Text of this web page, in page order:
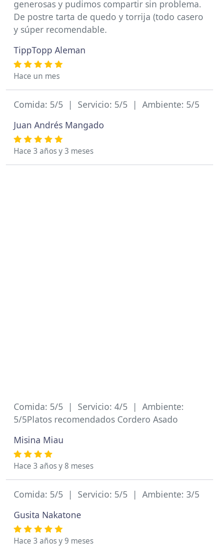
generosas y pudimos compartir sin problema.
De postre tarta de quedo y torrija (todo casero
y súper recomendable.
TippTopp Aleman
Hace un mes
Comida: 5/5 | Servicio: 5/5 | Ambiente: 5/5
Juan Andrés Mangado
Hace 3 años y 3 meses
Comida: 5/5 | Servicio: 4/5 | Ambiente:
5/5Platos recomendados Cordero Asado
Misina Miau
Hace 3 años y 8 meses
Comida: 5/5 | Servicio: 5/5 | Ambiente: 3/5
Gusita Nakatone
Hace 3 años y 9 meses